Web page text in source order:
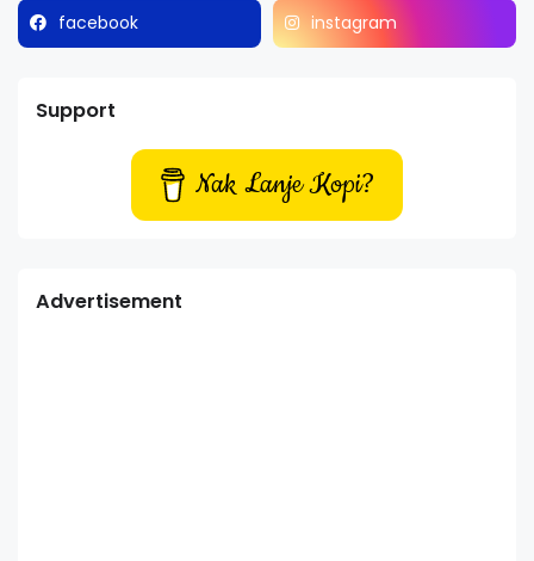
facebook instagram
Support
Nak Lanje Kopi?
Advertisement